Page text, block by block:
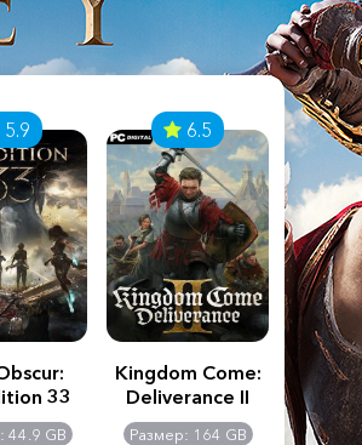
5.9
33
44.9 GB
6.5
Kingdom Come:
Deliverance II
Размер: 164 GB
The